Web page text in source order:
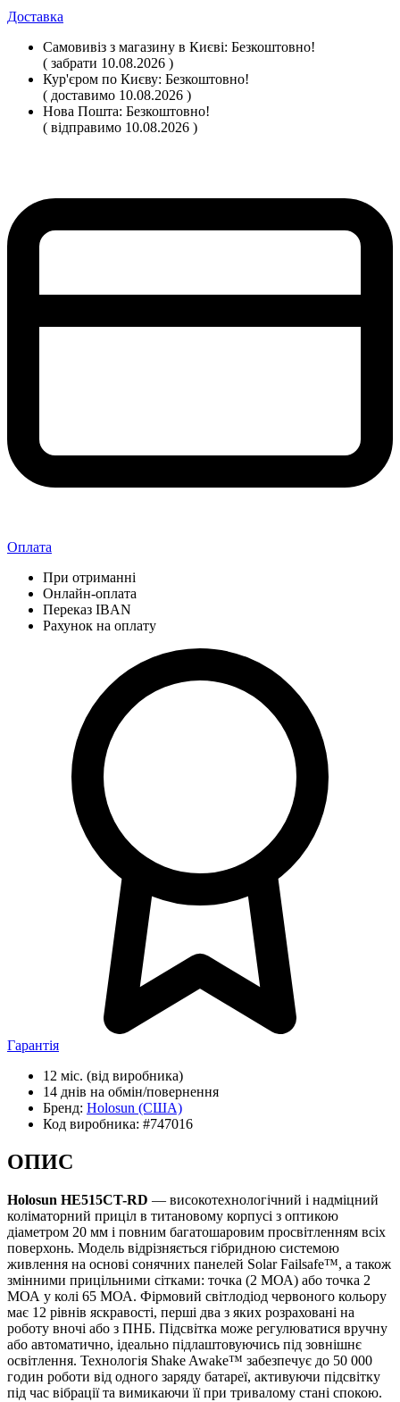
Доставка
Самовивіз з магазину в Києві: Безкоштовно!
( забрати 10.08.2026 )
Кур'єром по Києву: Безкоштовно!
( доставимо 10.08.2026 )
Нова Пошта: Безкоштовно!
( відправимо 10.08.2026 )
Оплата
При отриманні
Онлайн-оплата
Переказ IBAN
Рахунок на оплату
Гарантія
12 міс. (від виробника)
14 днів на обмін/повернення
Бренд: Holosun (США)
Код виробника: #747016
ОПИС
Holosun HE515CT-RD — високотехнологічний і надміцний
коліматорний приціл в титановому корпусі з оптикою
діаметром 20 мм і повним багатошаровим просвітленням всіх
поверхонь. Модель відрізняється гібридною системою
живлення на основі сонячних панелей Solar Failsafe™, а також
змінними прицільними сітками: точка (2 МОА) або точка 2
МОА у колі 65 МОА. Фірмовий світлодіод червоного кольору
має 12 рівнів яскравості, перші два з яких розраховані на
роботу вночі або з ПНБ. Підсвітка може регулюватися вручну
або автоматично, ідеально підлаштовуючись під зовнішнє
освітлення. Технологія Shake Awake™ забезпечує до 50 000
годин роботи від одного заряду батареї, активуючи підсвітку
під час вібрації та вимикаючи її при тривалому стані спокою.